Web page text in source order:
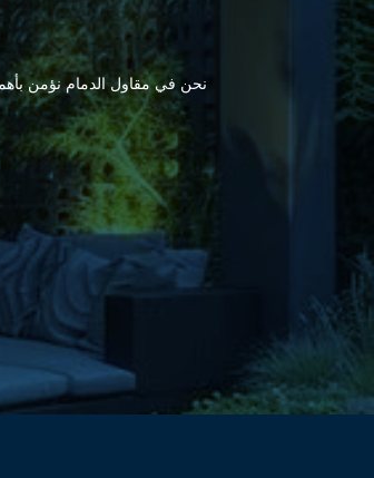
نحن في مقاول الدمام نؤمن